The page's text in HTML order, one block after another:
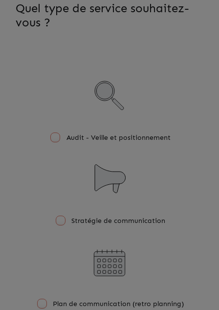
Quel type de service souhaitez-
vous ?
Audit - Veille et positionnement
Stratégie de communication
Plan de communication (retro planning)